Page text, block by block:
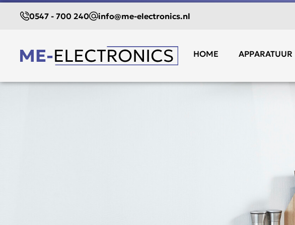
0547 - 700 240 info@me-electronics.nl
HOME APPARATUUR